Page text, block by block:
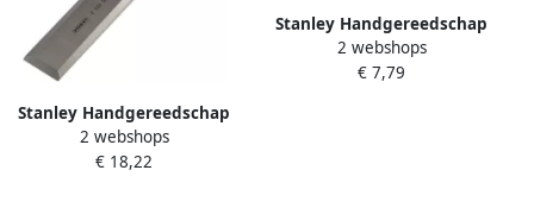
Stanley Handgereedschap
Steekbeitel FatMax 16mm 0-
16-257
2 webshops
€ 18,22
Stanley Handgereedschap
Interlock Afbreekmes 18mm
0-10-018
2 webshops
€ 7,79